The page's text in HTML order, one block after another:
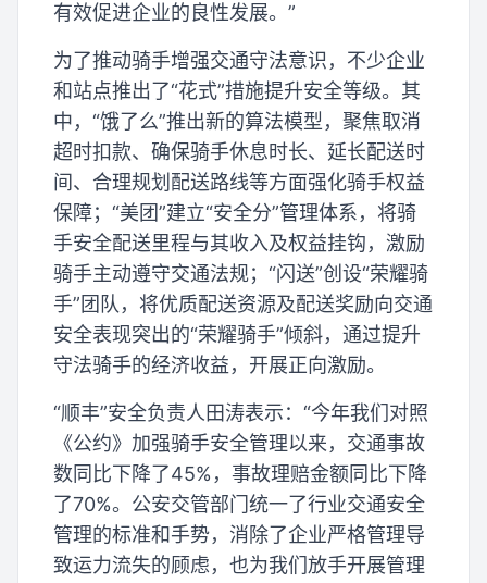
有效促进企业的良性发展。”
为了推动骑手增强交通守法意识，不少企业
和站点推出了“花式”措施提升安全等级。其
中，“饿了么”推出新的算法模型，聚焦取消
超时扣款、确保骑手休息时长、延长配送时
间、合理规划配送路线等方面强化骑手权益
保障；“美团”建立“安全分”管理体系，将骑
手安全配送里程与其收入及权益挂钩，激励
骑手主动遵守交通法规；“闪送”创设“荣耀骑
手”团队，将优质配送资源及配送奖励向交通
安全表现突出的“荣耀骑手”倾斜，通过提升
守法骑手的经济收益，开展正向激励。
“顺丰”安全负责人田涛表示：“今年我们对照
《公约》加强骑手安全管理以来，交通事故
数同比下降了45%，事故理赔金额同比下降
了70%。公安交管部门统一了行业交通安全
管理的标准和手势，消除了企业严格管理导
致运力流失的顾虑，也为我们放手开展管理